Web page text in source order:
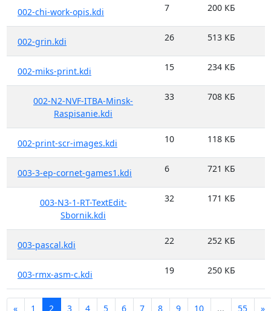
002-chi-work-opis.kdi 7 200 КБ
002-grin.kdi 26 513 КБ
002-miks-print.kdi 15 234 КБ
002-N2-NVF-ITBA-Minsk-
Raspisanie.kdi
33 708 КБ
002-print-scr-images.kdi 10 118 КБ
003-3-ep-cornet-games1.kdi 6 721 КБ
003-N3-1-RT-TextEdit-
Sbornik.kdi
32 171 КБ
003-pascal.kdi 22 252 КБ
003-rmx-asm-c.kdi 19 250 КБ
« 1 2 3 4 5 6 7 8 9 10 ... 55 »